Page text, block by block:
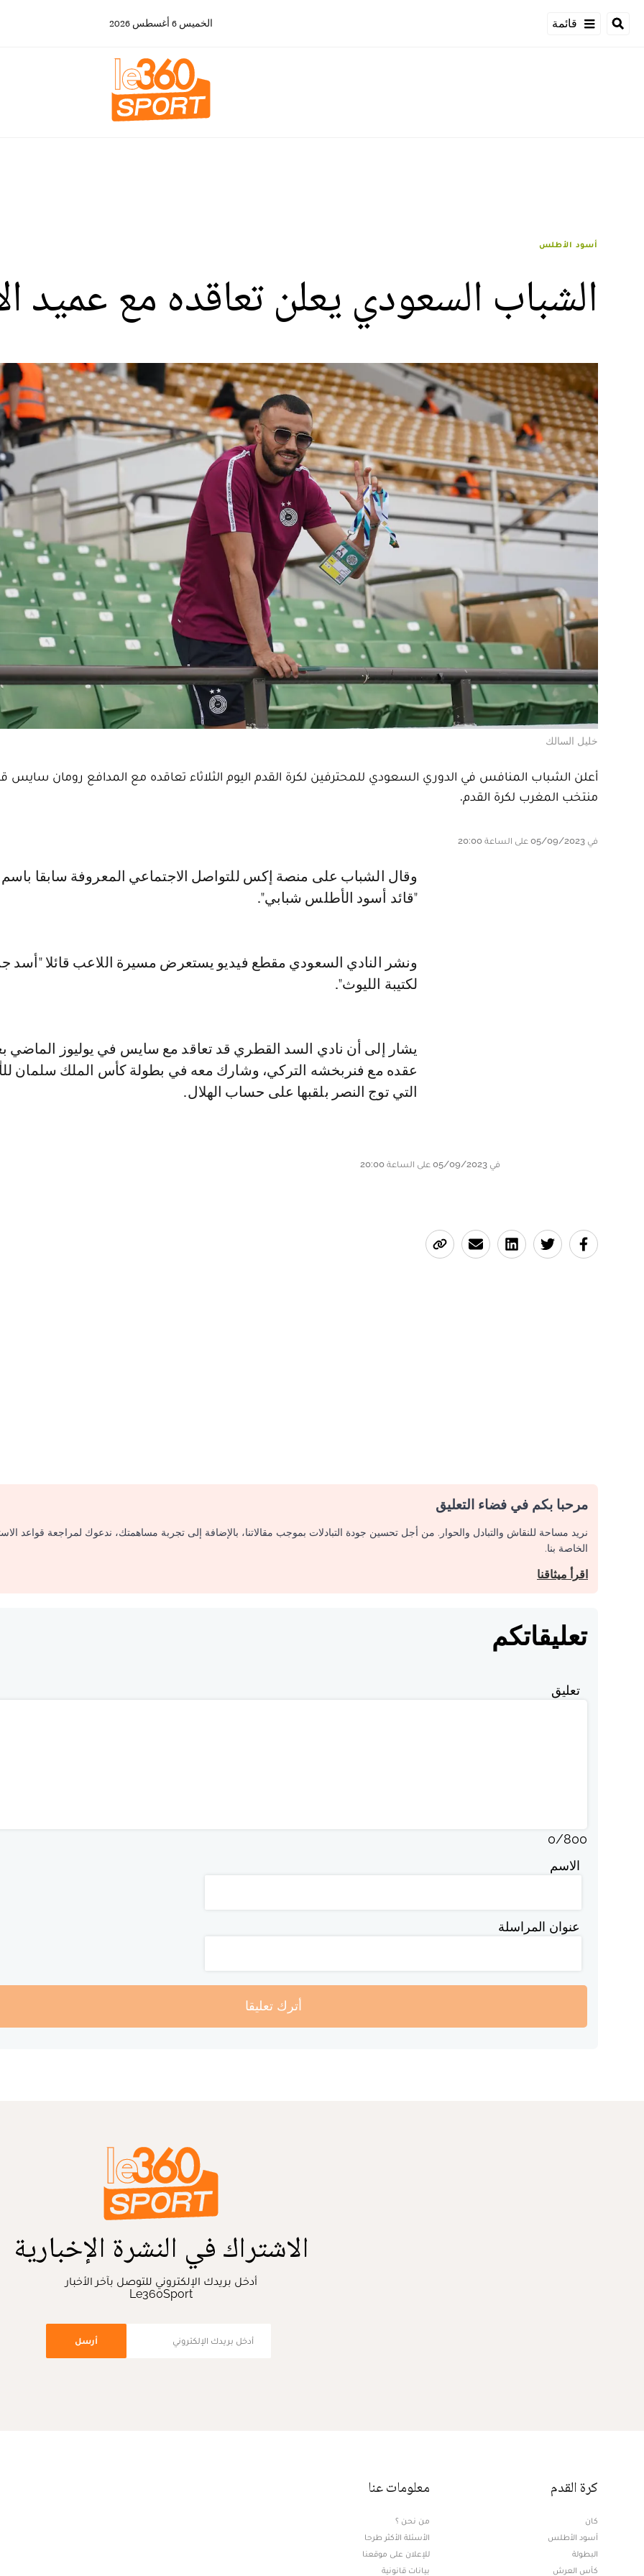
قائمة الخميس 6 أغسطس 2026
أسود الأطلس
الشباب السعودي يعلن تعاقده مع عميد
خليل السالك
أعلن الشباب المنافس في الدوري السعودي للمحترفين لكرة القدم اليوم الثلاثاء تعاقده مع المدافع رومان سايس
منتخب المغرب لكرة القدم.
في 05/09/2023 على الساعة 20:00
وقال الشباب على منصة إكس للتواصل الاجتماعي المعروفة سابقا باسم تويتر
"قائد أسود الأطلس شبابي".
ونشر النادي السعودي مقطع فيديو يستعرض مسيرة اللاعب قائلا "أسد
لكتيبة الليوث".
يشار إلى أن نادي السد القطري قد تعاقد مع سايس في يوليوز الماضي
عقده مع فنربخشه التركي، وشارك معه في بطولة كأس الملك سلمان
التي توج النصر بلقبها على حساب الهلال.
في 05/09/2023 على الساعة 20:00
مرحبا بكم في فضاء التعليق
نريد مساحة للنقاش والتبادل والحوار. من أجل تحسين جودة التبادلات بموجب مقالاتنا، بالإضافة إلى تجربة مساهمتك، ندعوك لمراجعة قواعد
الخاصة بنا.
اقرأ ميثاقنا
تعليقاتكم
تعليق
0/800
الاسم
عنوان المراسلة
أترك تعليقا
الاشتراك في النشرة الإخبارية
أدخل بريدك الإلكتروني للتوصل بآخر الأخبار
Le360Sport
أرسل
كرة القدم
كان
أسود الأطلس
البطولة
كأس العرش
معلومات عنا
من نحن ؟
الأسئلة الأكثر طرحا
للإعلان على موقعنا
بيانات قانونية